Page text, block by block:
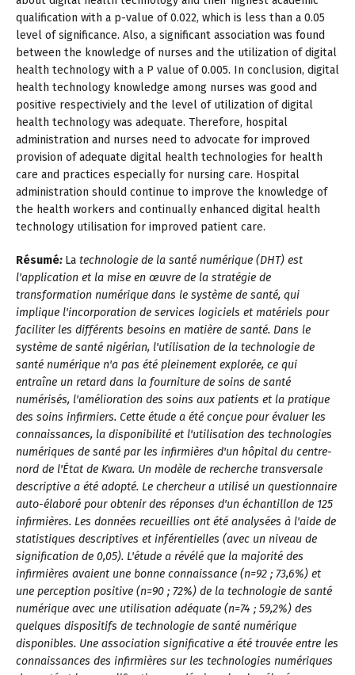
qualification with a p-value of 0.022, which is less than a 0.05
level of significance. Also, a significant association was found
between the knowledge of nurses and the utilization of digital
health technology with a P value of 0.005. In conclusion, digital
health technology knowledge among nurses was good and
positive respectiviely and the level of utilization of digital
health technology was adequate. Therefore, hospital
administration and nurses need to advocate for improved
provision of adequate digital health technologies for health
care and practices especially for nursing care. Hospital
administration should continue to improve the knowledge of
the health workers and continually enhanced digital health
technology utilisation for improved patient care.
Résumé: Latechnologie de la santé numérique (DHT) est
l'application et la mise en œuvre de la stratégie de
transformation numérique dans le système de santé, qui
implique l'incorporation de services logiciels et matériels pour
faciliter les différents besoins en matière de santé. Dans le
système de santé nigérian, l'utilisation de la technologie de
santé numérique n'a pas été pleinement explorée, ce qui
entraîne un retard dans la fourniture de soins de santé
numérisés, l'amélioration des soins aux patients et la pratique
des soins infirmiers. Cette étude a été conçue pour évaluer les
connaissances, la disponibilité et l'utilisation des technologies
numériques de santé par les infirmières d'un hôpital du centre-
nord de l'État de Kwara. Un modèle de recherche transversale
descriptive a été adopté. Le chercheur a utilisé un questionnaire
auto-élaboré pour obtenir des réponses d'un échantillon de 125
infirmières. Les données recueillies ont été analysées à l'aide de
statistiques descriptives et inférentielles (avec un niveau de
signification de 0,05). L'étude a révélé que la majorité des
infirmières avaient une bonne connaissance (n=92 ; 73,6%) et
une perception positive (n=90 ; 72%) de la technologie de santé
numérique avec une utilisation adéquate (n=74 ; 59,2%) des
quelques dispositifs de technologie de santé numérique
disponibles. Une association significative a été trouvée entre les
connaissances des infirmières sur les technologies numériques